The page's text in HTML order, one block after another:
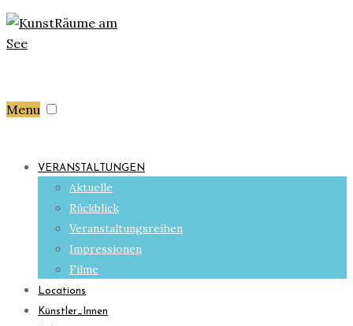
Menu
VERANSTALTUNGEN
Aktuelle
Rückblick
Veranstaltungsreihen
Impressionen
Filme
Locations
Künstler_Innen